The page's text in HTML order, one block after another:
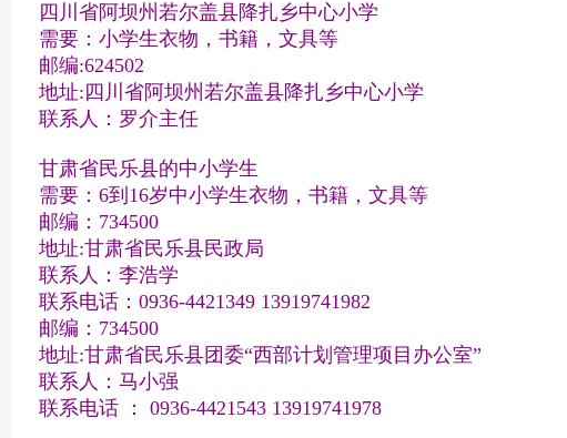
四川省阿坝州若尔盖县降扎乡中心小学
需要：小学生衣物，书籍，文具等
邮编:624502
地址:四川省阿坝州若尔盖县降扎乡中心小学
联系人：罗介主任
甘肃省民乐县的中小学生
需要：6到16岁中小学生衣物，书籍，文具等
邮编：734500
地址:甘肃省民乐县民政局
联系人：李浩学
联系电话：0936-4421349 13919741982
邮编：734500
地址:甘肃省民乐县团委“西部计划管理项目办公室”
联系人：马小强
联系电话 ： 0936-4421543 13919741978